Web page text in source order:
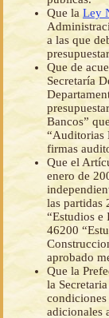
Que la Ley
a las que
Que de
Secretaría
Bancos”
“Auditorias
firmas
Que el
enero de
las partidas
“Estudios e
46200
aprobado
Que la
la
condiciones
adicionales